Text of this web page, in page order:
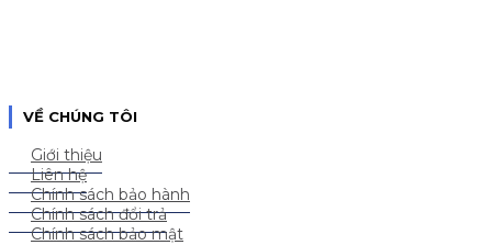
VỀ CHÚNG TÔI
Giới thiệu
Liên hệ
Chính sách bảo hành
Chính sách đổi trả
Chính sách bảo mật